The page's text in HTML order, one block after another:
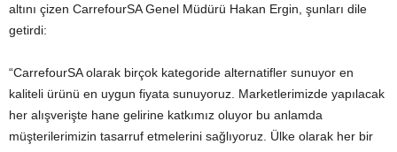
altını çizen CarrefourSA Genel Müdürü Hakan Ergin, şunları dile
getirdi:
“CarrefourSA olarak birçok kategoride alternatifler sunuyor en
kaliteli ürünü en uygun fiyata sunuyoruz. Marketlerimizde yapılacak
her alışverişte hane gelirine katkımız oluyor bu anlamda
müşterilerimizin tasarruf etmelerini sağlıyoruz. Ülke olarak her bir